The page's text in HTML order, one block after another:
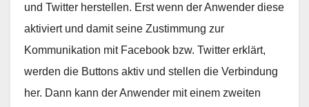
und Twitter herstellen. Erst wenn der Anwender diese
aktiviert und damit seine Zustimmung zur
Kommunikation mit Facebook bzw. Twitter erklärt,
werden die Buttons aktiv und stellen die Verbindung
her. Dann kann der Anwender mit einem zweiten